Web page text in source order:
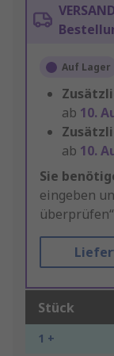
Auf Lager
ab 10.
ab 10.
Sie
eingeben
Stück
1 +